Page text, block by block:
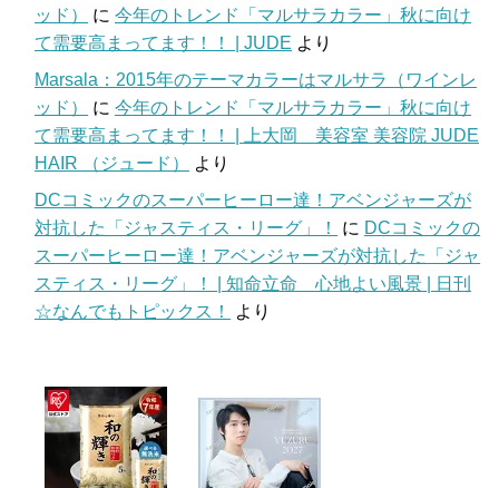
ッド）
に 今年のトレンド「マルサラカラー」秋に向け
て需要高まってます！！ | JUDE より
Marsala：2015年のテーマカラーはマルサラ（ワインレ
ッド）
に 今年のトレンド「マルサラカラー」秋に向け
て需要高まってます！！ | 上大岡 美容室 美容院 JUDE
HAIR （ジュード）
より
DCコミックのスーパーヒーロー達！アベンジャーズが
対抗した「ジャスティス・リーグ」！
に DCコミックの
スーパーヒーロー達！アベンジャーズが対抗した「ジャ
スティス・リーグ」！ | 知命立命 心地よい風景 | 日刊
☆なんでもトピックス！
より